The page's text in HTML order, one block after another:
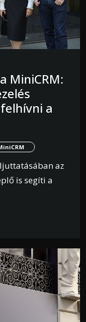
MiniCRM:
a
az
is segíti a